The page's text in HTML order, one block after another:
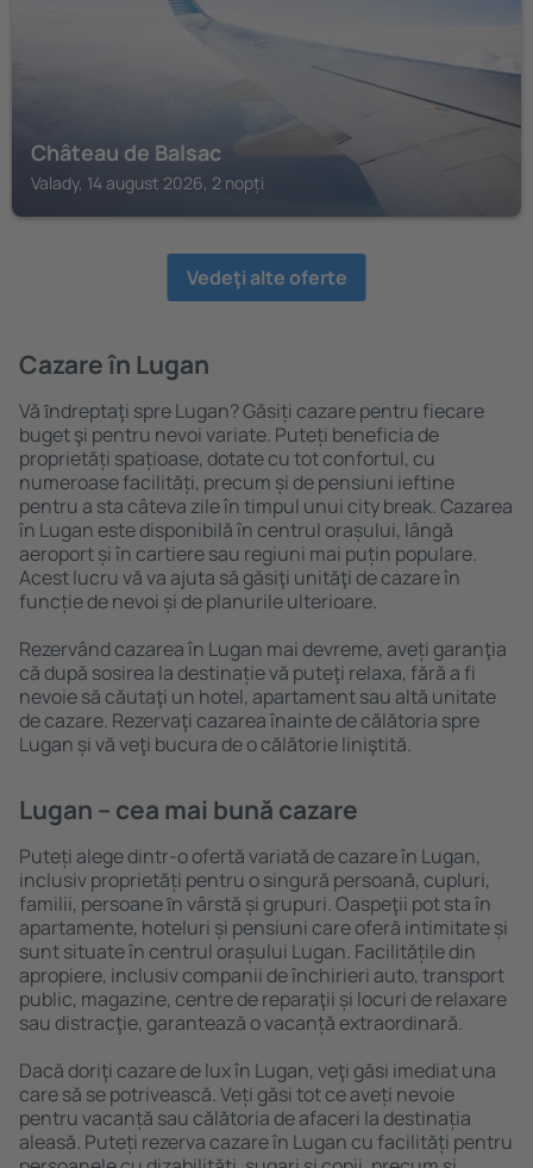
Château de Balsac
Valady, 14 august 2026, 2 nopți
Vedeţi alte oferte
Cazare în Lugan
Vă ȋndreptaţi spre Lugan? Găsiți cazare pentru fiecare
buget şi pentru nevoi variate. Puteți beneficia de
proprietăți spațioase, dotate cu tot confortul, cu
numeroase facilități, precum și de pensiuni ieftine
pentru a sta câteva zile în timpul unui city break. Cazarea
în Lugan este disponibilă în centrul orașului, lângă
aeroport și în cartiere sau regiuni mai puțin populare.
Acest lucru vă va ajuta să găsiţi unităţi de cazare în
funcție de nevoi și de planurile ulterioare.
Rezervând cazarea în Lugan mai devreme, aveți garanţia
că după sosirea la destinație vă puteţi relaxa, fără a fi
nevoie să căutaţi un hotel, apartament sau altă unitate
de cazare. Rezervaţi cazarea înainte de călătoria spre
Lugan și vă veţi bucura de o călătorie liniştită.
Lugan – cea mai bună cazare
Puteți alege dintr-o ofertă variată de cazare în Lugan,
inclusiv proprietăți pentru o singură persoană, cupluri,
familii, persoane ȋn vârstă și grupuri. Oaspeţii pot sta în
apartamente, hoteluri și pensiuni care oferă intimitate și
sunt situate în centrul orașului Lugan. Facilitățile din
apropiere, inclusiv companii de închirieri auto, transport
public, magazine, centre de reparaţii și locuri de relaxare
sau distracţie, garantează o vacanță extraordinară.
Dacă doriţi cazare de lux în Lugan, veţi găsi imediat una
care să se potrivească. Veți găsi tot ce aveți nevoie
pentru vacanță sau călătoria de afaceri la destinația
aleasă. Puteți rezerva cazare în Lugan cu facilități pentru